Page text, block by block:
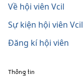
Về hội viên Vcil
Sự kiện hội viên Vcil
Đăng kí hội viên
Thông tin